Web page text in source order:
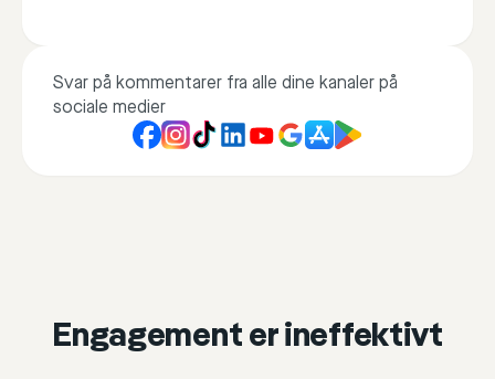
Svar på kommentarer fra alle dine kanaler på
sociale medier
Engagement er ineffektivt